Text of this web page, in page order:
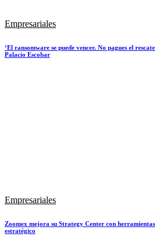
Empresariales
‘El ransomware se puede vencer. No pagues el
Palacio Escobar
Empresariales
Zoomex mejora su Strategy Center con
estratégico